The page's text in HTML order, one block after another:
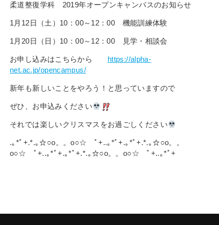
柔道整復学科 2019年オープンキャンパスのお知らせ
1月12日（土）10：00～12：00 機能訓練体験
1月20日（日）10：00～12：00 見学・相談会
お申し込みはこちらから https://alpha-
net.ac.jp/opencampus/
新年も新しいことをやろう！と思っていますので
ぜひ、お申込みください
それでは楽しいクリスマスをお過ごしください
.｡*ﾟ+.*.｡☆○o。。o○☆ ﾟ+..｡*ﾟ+.｡*ﾟ+.*.｡☆○o。。
o○☆ ﾟ+..｡*ﾟ+.｡*ﾟ+.*.｡☆○o。。o○☆ ﾟ+..｡*ﾟ+